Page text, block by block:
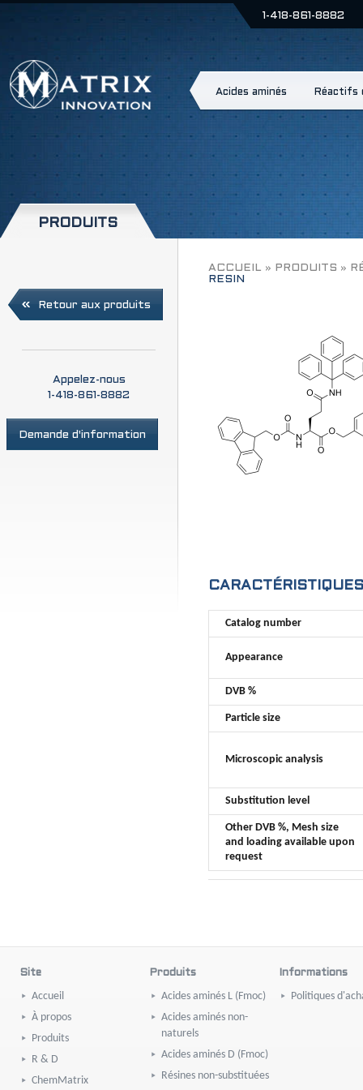
1-418-861-8882
Acides aminés Réactifs
PRODUITS
Retour aux produits
Appelez-nous
1-418-861-8882
Demande d'information
ACCUEIL » PRODUITS »
RESIN
CARACTÉRISTIQUES
Catalog number
Appearance
DVB %
Particle size
Microscopic analysis
Substitution level
Other DVB %, Mesh size
and loading available upon
request
Site
Accueil
À propos
Produits
R & D
ChemMatrix
Produits
Acides aminés L (Fmoc)
Acides aminés non-
naturels
Acides aminés D (Fmoc)
Résines non-substituées
Informations
Politiques